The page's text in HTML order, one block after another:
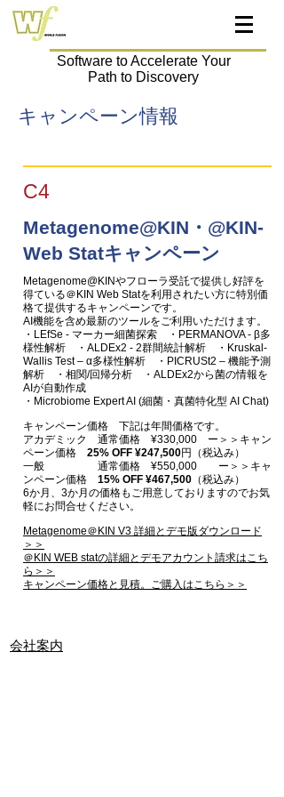
Software to Accelerate Your
Path to Discovery
キャンペーン情報
C4
Metagenome@KIN・@KIN-
Web Statキャンペーン
Metagenome@KINやフローラ受託で提供し好評を
得ている＠KIN Web Statを利用されたい方に特別価
格て提供するキャンペーンです。
AI機能を含め最新のツールをご利用いただけます。
・LEfSe - マーカー細菌探索 ・PERMANOVA - β多
様性解析 ・ALDEx2 - 2群間統計解析 ・Kruskal-
Wallis Test – α多様性解析 ・PICRUSt2 – 機能予測
解析 ・相関/回帰分析 ・ALDEx2から菌の情報を
AIが自動作成
・Microbiome Expert AI (細菌・真菌特化型 AI Chat)
キャンペーン価格 下記は年間価格です。
アカデミック 通常価格 ¥330,000 ー＞＞キャン
ペーン価格 25% OFF ¥247,500円（税込み）
一般 通常価格 ¥550,000 ー＞＞キャ
ンペーン価格 15% OFF ¥467,500 （税込み）
6か月、3か月の価格もご用意しておりますのでお気
軽にお問合せください。
Metagenome＠KIN V3 詳細とデモ版ダウンロード
＞＞
＠KIN WEB statの詳細とデモアカウント請求はこち
ら＞＞
キャンペーン価格と見積。ご購入はこちら＞＞
​会社案内